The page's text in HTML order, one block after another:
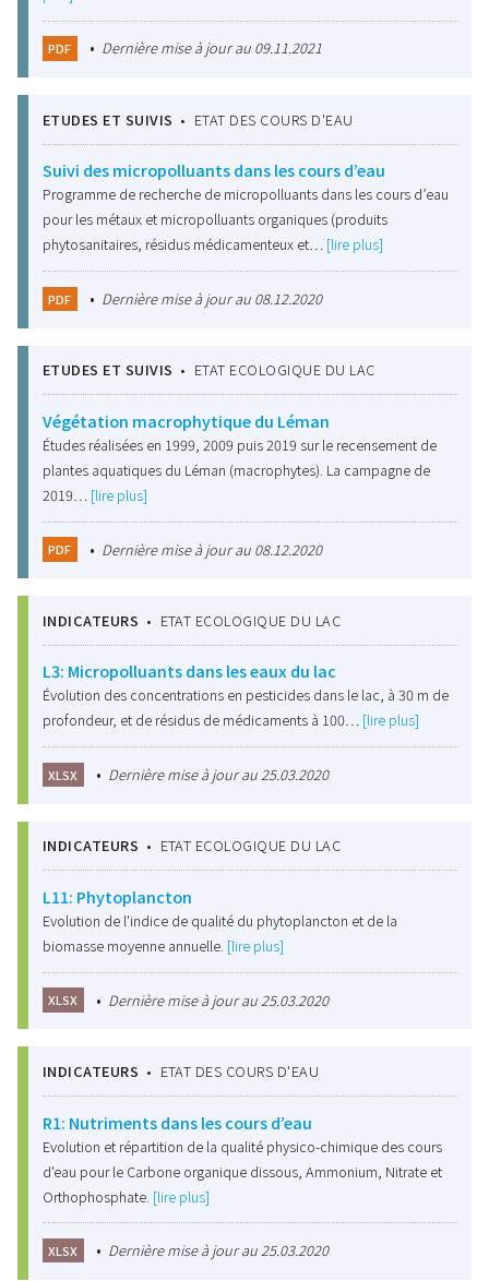
PDF • Dernière mise à jour au 09.11.2021
ETUDES ET SUIVIS • ETAT DES COURS D'EAU
Suivi des micropolluants dans les cours d’eau
Programme de recherche de micropolluants dans les cours d’eau
pour les métaux et micropolluants organiques (produits
phytosanitaires, résidus médicamenteux et… [lire plus]
PDF • Dernière mise à jour au 08.12.2020
ETUDES ET SUIVIS • ETAT ECOLOGIQUE DU LAC
Végétation macrophytique du Léman
Études réalisées en 1999, 2009 puis 2019 sur le recensement de
plantes aquatiques du Léman (macrophytes). La campagne de
2019… [lire plus]
PDF • Dernière mise à jour au 08.12.2020
INDICATEURS • ETAT ECOLOGIQUE DU LAC
L3: Micropolluants dans les eaux du lac
Évolution des concentrations en pesticides dans le lac, à 30 m de
profondeur, et de résidus de médicaments à 100… [lire plus]
XLSX • Dernière mise à jour au 25.03.2020
INDICATEURS • ETAT ECOLOGIQUE DU LAC
L11: Phytoplancton
Evolution de l'indice de qualité du phytoplancton et de la
biomasse moyenne annuelle. [lire plus]
XLSX • Dernière mise à jour au 25.03.2020
INDICATEURS • ETAT DES COURS D'EAU
R1: Nutriments dans les cours d’eau
Evolution et répartition de la qualité physico-chimique des cours
d'eau pour le Carbone organique dissous, Ammonium, Nitrate et
Orthophosphate. [lire plus]
XLSX • Dernière mise à jour au 25.03.2020